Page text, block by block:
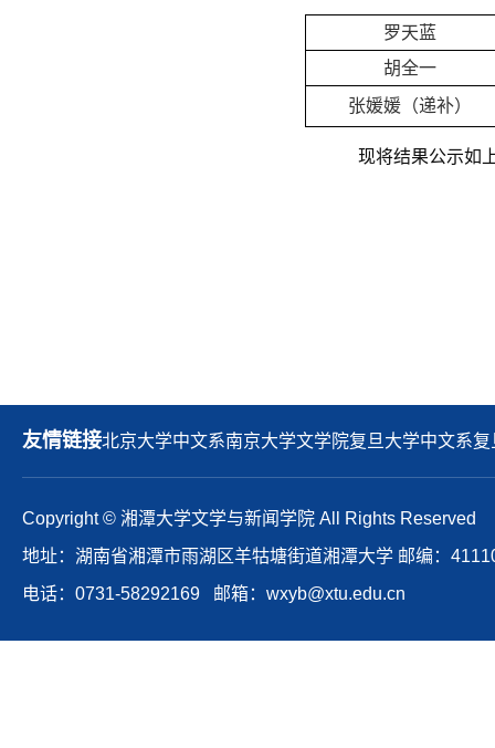
罗天蓝
胡全一
张媛媛（递补）
现将结果公示如
友情链接北京大学中文系南京大学文学院复旦大学中文系复
Copyright © 湘潭大学文学与新闻学院 All Rights Reserved
地址：湖南省湘潭市雨湖区羊牯塘街道湘潭大学 邮编：
电话：0731-58292169 邮箱：wxyb@xtu.edu.cn